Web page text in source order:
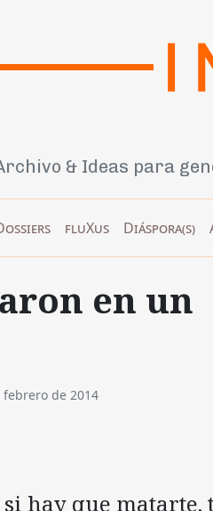
& Ideas para
fluXus Diáspora(s)
en un
febrero de 2014
hay que matarte,